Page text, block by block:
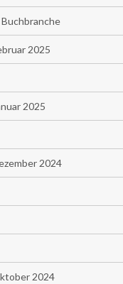
2025
2025
2024
2024